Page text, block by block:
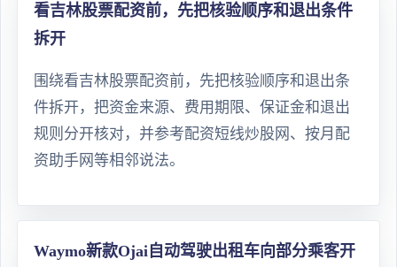
看吉林股票配资前，先把核验顺序和退出条件
拆开
围绕看吉林股票配资前，先把核验顺序和退出条
件拆开，把资金来源、费用期限、保证金和退出
规则分开核对，并参考配资短线炒股网、按月配
资助手网等相邻说法。
Waymo新款Ojai自动驾驶出租车向部分乘客开